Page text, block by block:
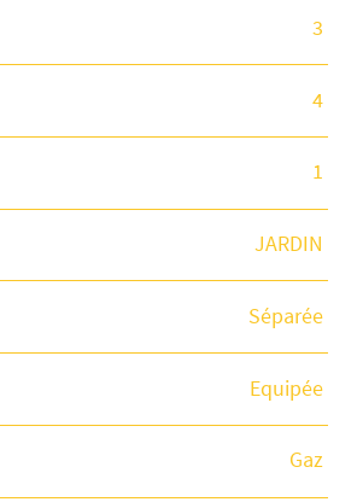
3
4
1
JARDIN
Séparée
Equipée
Gaz